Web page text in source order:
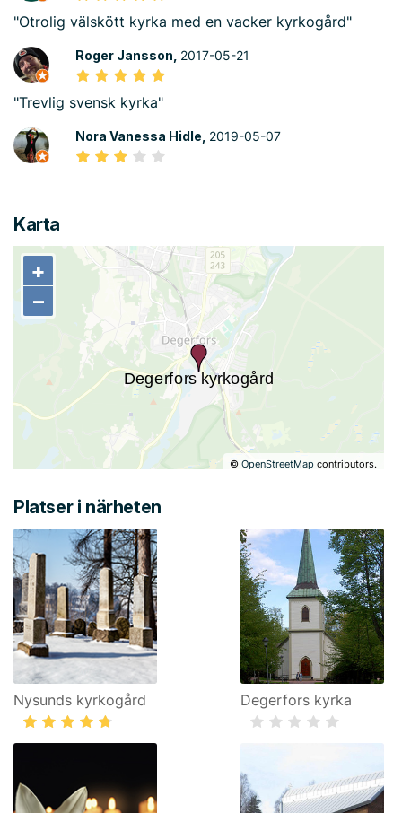
"Otrolig välskött kyrka med en vacker kyrkogård"
Roger Jansson, 2017-05-21
"Trevlig svensk kyrka"
Nora Vanessa Hidle, 2019-05-07
Karta
+
−
©OpenStreetMap contributors.
+
−
Platser i närheten
Nysunds kyrkogård Degerfors kyrka